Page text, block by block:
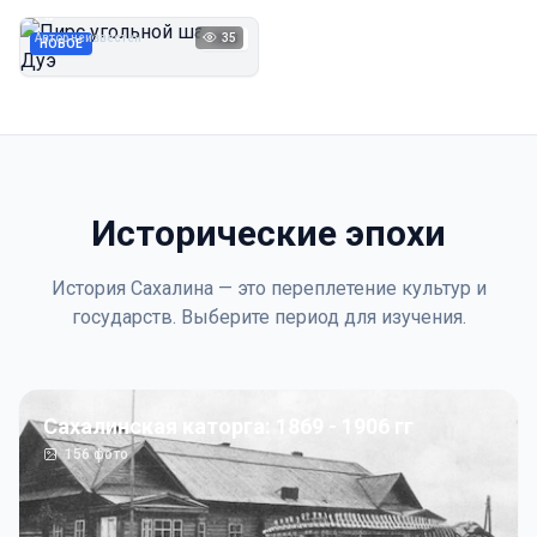
НОВОЕ 1923
Автор неизвестен 35
Исторические эпохи
История Сахалина — это переплетение культур и
государств. Выберите период для изучения.
Сахалинская каторга: 1869 - 1906 гг
156фото